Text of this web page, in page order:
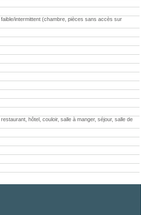
intermittent (chambre, pièces sans accès sur
hôtel, couloir, salle à manger, séjour, salle de